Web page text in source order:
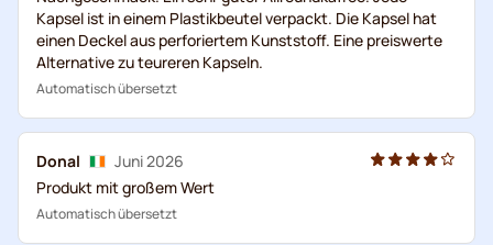
Kapsel ist in einem Plastikbeutel verpackt. Die Kapsel hat
einen Deckel aus perforiertem Kunststoff. Eine preiswerte
Alternative zu teureren Kapseln.
Automatisch übersetzt
Donal
Juni 2026
Produkt mit großem Wert
Automatisch übersetzt